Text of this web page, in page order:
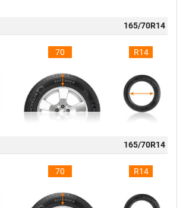
165/70R14
70 R14
165/70R14
70 R14